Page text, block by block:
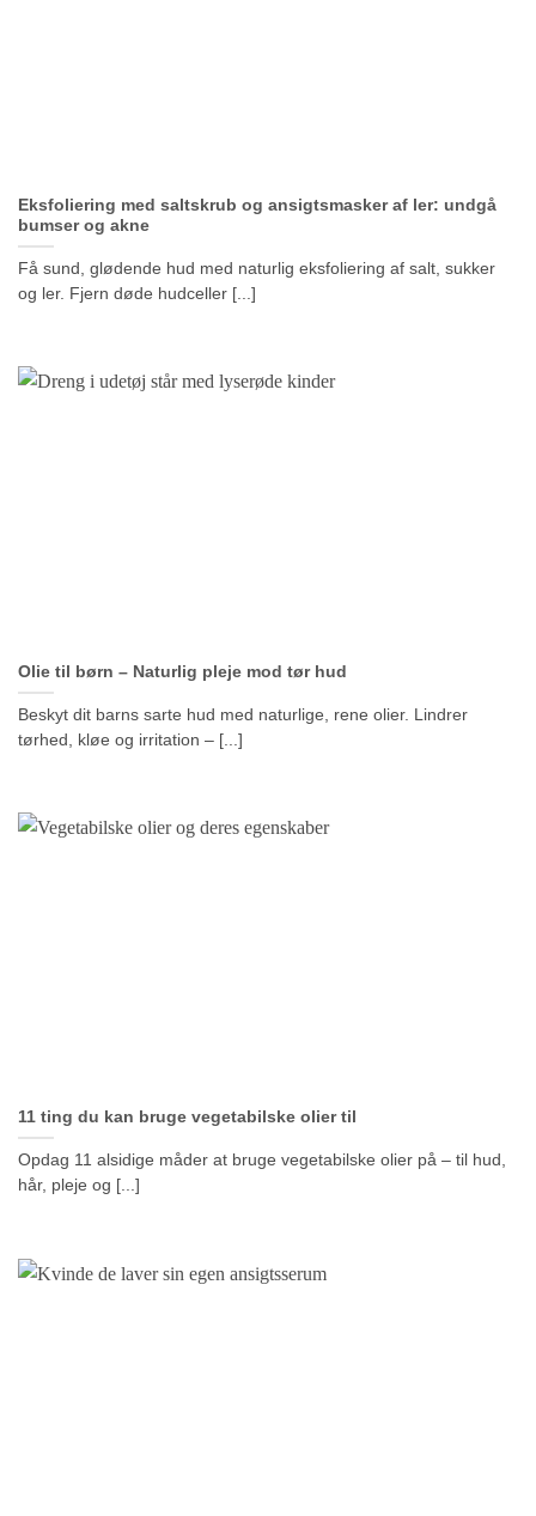
Eksfoliering med saltskrub og ansigtsmasker af ler: undgå
bumser og akne
Få sund, glødende hud med naturlig eksfoliering af salt, sukker
og ler. Fjern døde hudceller [...]
Olie til børn – Naturlig pleje mod tør hud
Beskyt dit barns sarte hud med naturlige, rene olier. Lindrer
tørhed, kløe og irritation – [...]
11 ting du kan bruge vegetabilske olier til
Opdag 11 alsidige måder at bruge vegetabilske olier på – til hud,
hår, pleje og [...]